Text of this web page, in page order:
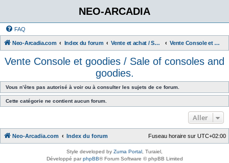
NEO-ARCADIA
FAQ
Neo-Arcadia.com Index du forum Vente et achat / Sales and Purchases Vente Console et goodies / Sale of consoles and goodies.
Vente Console et goodies / Sale of consoles and
goodies.
Vous n’êtes pas autorisé à voir ou à consulter les sujets de ce forum.
Cette catégorie ne contient aucun forum.
Aller
Neo-Arcadia.com Index du forum Fuseau horaire sur UTC+02:00
Style developed by Zuma Portal , Turaiel,
Développé parphpBB® Forum Software © phpBB Limited